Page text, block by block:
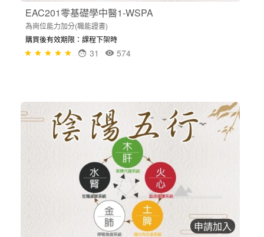
EAC201零基礎學中醫1-WSPA
為崗位能力加分(職能證書)
購買後有效期限：課程下架時
574
31
申請加入